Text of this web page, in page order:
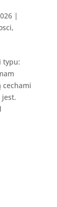
|
,
typu:
cechami